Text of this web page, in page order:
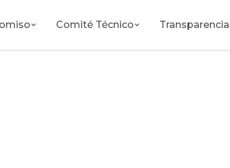
Comité Técnico Transparencia